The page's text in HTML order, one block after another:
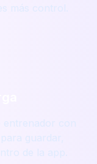
más control.
con
guardar,
de la app.